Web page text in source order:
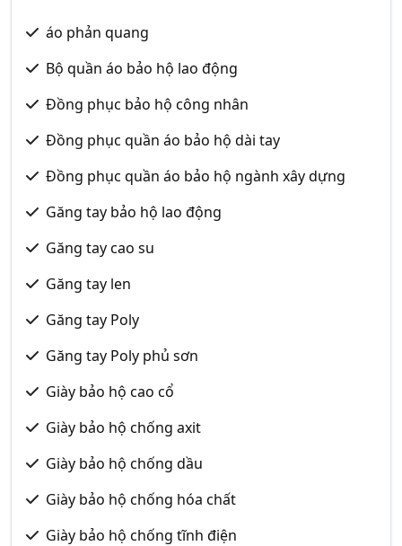
áo phản quang
Bộ quần áo bảo hộ lao động
Đồng phục bảo hộ công nhân
Đồng phục quần áo bảo hộ dài tay
Đồng phục quần áo bảo hộ ngành xây dựng
Găng tay bảo hộ lao động
Găng tay cao su
Găng tay len
Găng tay Poly
Găng tay Poly phủ sơn
Giày bảo hộ cao cổ
Giày bảo hộ chống axit
Giày bảo hộ chống dầu
Giày bảo hộ chống hóa chất
Giày bảo hộ chống tĩnh điện